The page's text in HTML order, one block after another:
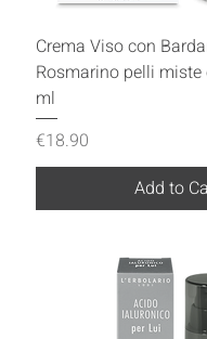
Crema Viso con
Rosmarino pelli miste
ml
Price
€18.90
Add to